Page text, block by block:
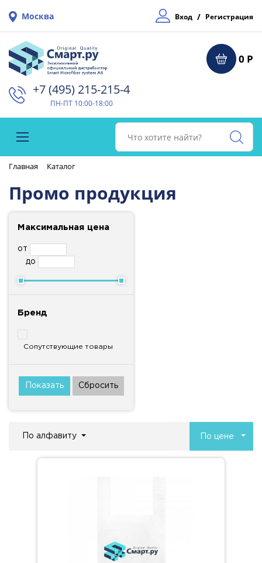
Москва Вход / Регистрация
0 Р
+7 (495) 215-215-4⁠
ПН-ПТ 10:00-18:00
Главная Каталог
Промо продукция
Максимальная цена
от
до
Бренд
Сопутствующие товары
По алфавиту По цене